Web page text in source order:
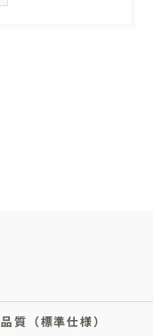
品質（標準仕様）